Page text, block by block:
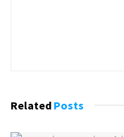
Related Posts